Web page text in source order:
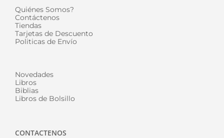
Quiénes Somos?
Contáctenos
Tiendas
Tarjetas de Descuento
Politicas de Envío
Novedades
Libros
Biblias
Libros de Bolsillo
CONTACTENOS